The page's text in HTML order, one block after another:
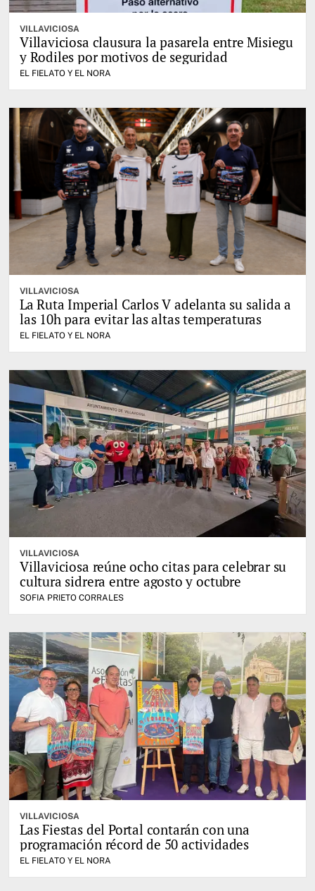
VILLAVICIOSA
Villaviciosa clausura la pasarela entre Misiegu
y Rodiles por motivos de seguridad
EL FIELATO Y EL NORA
VILLAVICIOSA
La Ruta Imperial Carlos V adelanta su salida a
las 10h para evitar las altas temperaturas
EL FIELATO Y EL NORA
VILLAVICIOSA
Villaviciosa reúne ocho citas para celebrar su
cultura sidrera entre agosto y octubre
SOFIA PRIETO CORRALES
VILLAVICIOSA
Las Fiestas del Portal contarán con una
programación récord de 50 actividades
EL FIELATO Y EL NORA